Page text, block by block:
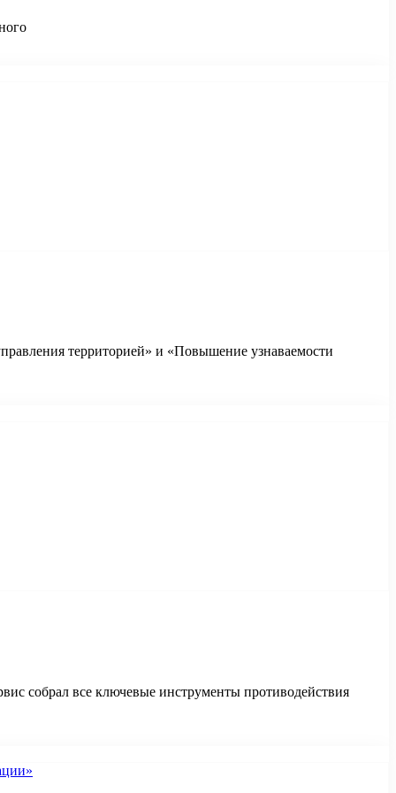
территорией» и «Повышение узнаваемости
собрал все ключевые инструменты противодействия